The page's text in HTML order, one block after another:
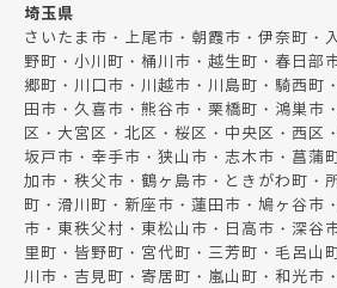
埼玉県
さいたま市・上尾市・朝霞市・伊奈町・
野町・小川町・桶川市・越生町・春日部
郷町・川口市・川越市・川島町・騎西町
田市・久喜市・熊谷市・栗橋町・鴻巣市
区・大宮区・北区・桜区・中央区・西区
坂戸市・幸手市・狭山市・志木市・菖蒲
加市・秩父市・鶴ヶ島市・ときがわ町・
町・滑川町・新座市・蓮田市・鳩ヶ谷市
市・東秩父村・東松山市・日高市・深谷
里町・皆野町・宮代町・三芳町・毛呂山
川市・吉見町・寄居町・嵐山町・和光市